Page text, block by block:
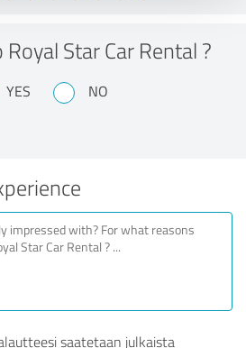
Star Car Rental ?
YES NO
saatetaan julkaista